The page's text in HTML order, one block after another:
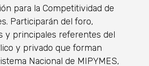
para la Competitividad de
Participarán del foro,
y principales referentes del
y privado que forman
Nacional de MIPYMES,